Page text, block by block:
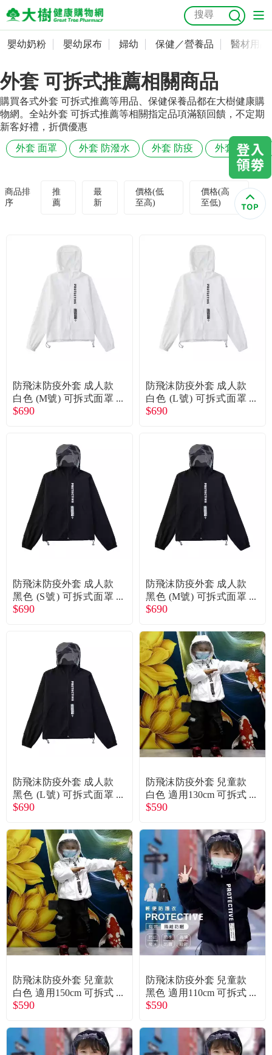
嬰幼奶粉
嬰幼尿布
婦幼
保健／營養品
美容／個人清潔
名人嚴選
優惠活動
關於我們
購物流程
會員專區
常見問題
折價券、紅利說明
抗菌 尿布 大樹獨家 益生菌 魚油 幼兒米餅
奶瓶奶嘴
會員資料及密碼修改
常用收件人清單
訂單查詢
收藏清單
嬰幼奶粉 嬰幼尿布 婦幼 保健／營養品 醫材用品
外套 可拆式推薦相關商品
購買各式外套 可拆式推薦等用品、保健保養品都在大樹健康購
物網。全站外套 可拆式推薦等相關指定品項滿額回饋，不定期
新客好禮，折價優惠
外套 面罩 外套 防潑水 外套 防疫 外套 防飛沫
商品排
序
推
薦
最
新
價格(低
至高)
價格(高
至低)
防飛沫防疫外套 成人款
白色 (M號) 可拆式面罩
阻擋飛沫 防潑水
$690
防飛沫防疫外套 成人款
白色 (L號) 可拆式面罩
阻擋飛沫 防潑水
$690
防飛沫防疫外套 成人款
黑色 (S號) 可拆式面罩
阻擋飛沫 防潑水
$690
防飛沫防疫外套 成人款
黑色 (M號) 可拆式面罩
阻擋飛沫 防潑水
$690
防飛沫防疫外套 成人款
黑色 (L號) 可拆式面罩
阻擋飛沫 防潑水
$690
防飛沫防疫外套 兒童款
白色 適用130cm 可拆式
面罩 阻擋飛沫 防潑水
$590
防飛沫防疫外套 兒童款
白色 適用150cm 可拆式
面罩 阻擋飛沫 防潑水
$590
防飛沫防疫外套 兒童款
黑色 適用110cm 可拆式
面罩 阻擋飛沫 防潑水
$590